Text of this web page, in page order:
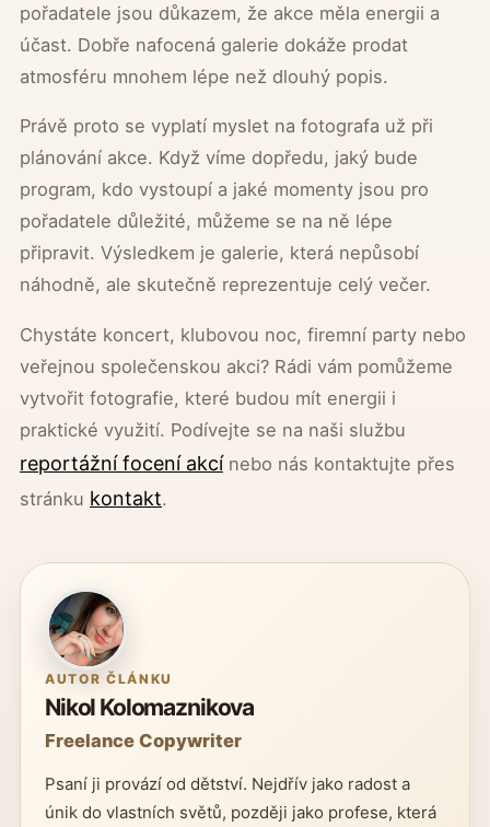
pořadatele jsou důkazem, že akce měla energii a
účast. Dobře nafocená galerie dokáže prodat
atmosféru mnohem lépe než dlouhý popis.
Právě proto se vyplatí myslet na fotografa už při
plánování akce. Když víme dopředu, jaký bude
program, kdo vystoupí a jaké momenty jsou pro
pořadatele důležité, můžeme se na ně lépe
připravit. Výsledkem je galerie, která nepůsobí
náhodně, ale skutečně reprezentuje celý večer.
Chystáte koncert, klubovou noc, firemní party nebo
veřejnou společenskou akci? Rádi vám pomůžeme
vytvořit fotografie, které budou mít energii i
praktické využití. Podívejte se na naši službu
reportážní focení akcínebo nás kontaktujte přes
stránku kontakt.
AUTOR ČLÁNKU
Nikol Kolomaznikova
Freelance Copywriter
Psaní ji provází od dětství. Nejdřív jako radost a
únik do vlastních světů, později jako profese, která